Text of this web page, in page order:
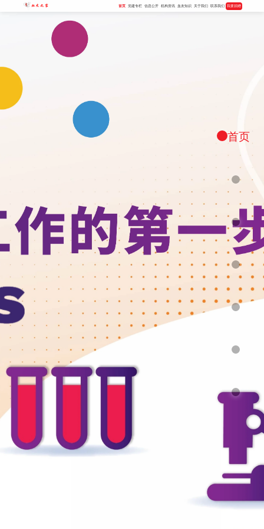
首页 党建专栏 信息公开 机构资讯 血友知识 关于我们 联系我们 我要捐赠
首页